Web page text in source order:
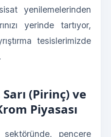
yenilemelerinden
yerinde tartıyor,
tesislerimizde
(Pirinç) ve
Piyasası
sektöründe, pencere